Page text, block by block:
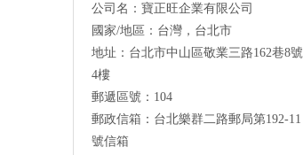
公司名：寶正旺企業有限公司
國家/地區：台灣，台北市
地址：台北市中山區敬業三路162巷8號
4樓
郵遞區號：104
郵政信箱：台北樂群二路郵局第192-11
號信箱